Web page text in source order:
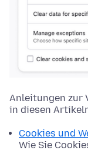
Anleitungen zur
in diesen
Cookies und
Wie Sie